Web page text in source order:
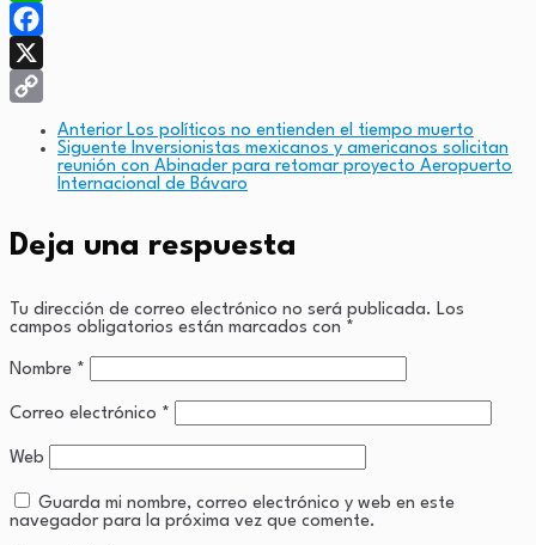
WhatsApp
Facebook
X
Anterior Los políticos no entienden el tiempo muerto
Siguente Inversionistas mexicanos y americanos solicitan
reunión con Abinader para retomar proyecto Aeropuerto
Internacional de Bávaro
Deja una respuesta
Tu dirección de correo electrónico no será publicada. Los
campos obligatorios están marcados con *
Nombre *
Correo electrónico *
Web
Guarda mi nombre, correo electrónico y web en este
navegador para la próxima vez que comente.